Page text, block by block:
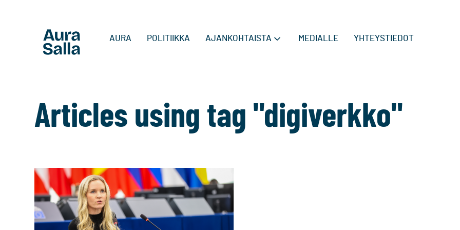
AURA POLITIIKKA AJANKOHTAISTA MEDIALLE YHTEYSTIEDOT
Articles using tag "digiverkko"